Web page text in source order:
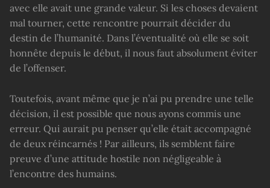
avec elle avait une grande valeur. Si les choses devaient
mal tourner, cette rencontre pourrait décider du
destin de l’humanité. Dans l’éventualité où elle se soit
honnête depuis le début, il nous faut absolument éviter
de l’offenser.
Toutefois, avant même que je n’ai pu prendre une telle
décision, il est possible que nous ayons commis une
erreur. Qui aurait pu penser qu’elle était accompagné
de deux réincarnés ! Par ailleurs, ils semblent faire
preuve d’une attitude hostile non négligeable à
l’encontre des humains.